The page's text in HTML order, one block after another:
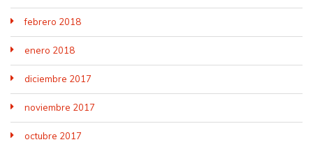
febrero 2018
enero 2018
diciembre 2017
noviembre 2017
octubre 2017